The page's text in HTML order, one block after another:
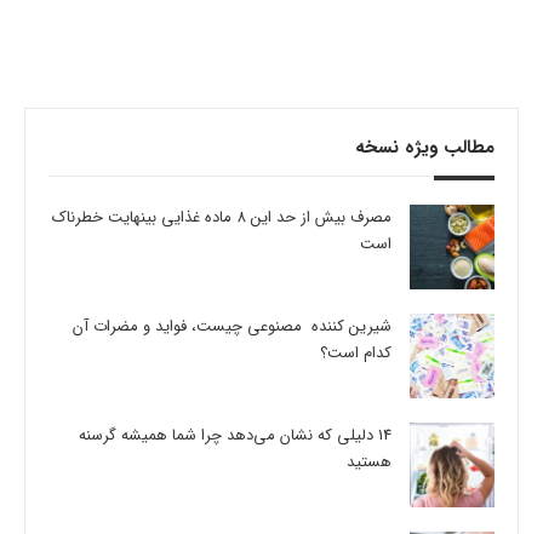
مطالب ویژه نسخه
مصرف بیش از حد این 8 ماده غذایی بینهایت خطرناک
است
شیرین کننده مصنوعی چیست، فواید و مضرات آن
کدام است؟
14 دلیلی که نشان می‌دهد چرا شما همیشه گرسنه
هستید